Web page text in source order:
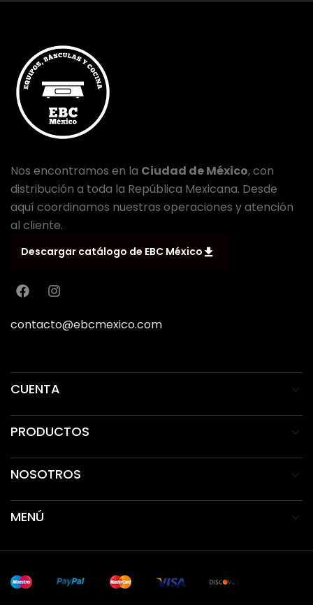
Nos encontramos en la Ciudad de México, con
distribución a toda la República Mexicana. Desde
aquí coordinamos nuestras operaciones y atención
al cliente.
Descargar catálogo de EBC México
contacto@ebcmexico.com
CUENTA
PRODUCTOS
NOSOTROS
MENÚ